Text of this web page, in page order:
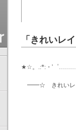
「きれいレ
★☆。.:*:・'゜
━━☆ きれい